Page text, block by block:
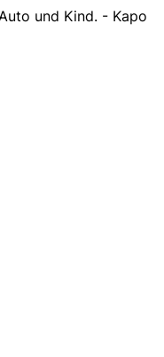
und Kind. - Kapo